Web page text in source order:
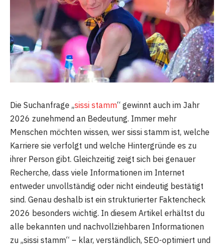
Die Suchanfrage „sissi stamm“ gewinnt auch im Jahr
2026 zunehmend an Bedeutung. Immer mehr
Menschen möchten wissen, wer sissi stamm ist, welche
Karriere sie verfolgt und welche Hintergründe es zu
ihrer Person gibt. Gleichzeitig zeigt sich bei genauer
Recherche, dass viele Informationen im Internet
entweder unvollständig oder nicht eindeutig bestätigt
sind. Genau deshalb ist ein strukturierter Faktencheck
2026 besonders wichtig. In diesem Artikel erhältst du
alle bekannten und nachvollziehbaren Informationen
zu „sissi stamm“ – klar, verständlich, SEO-optimiert und